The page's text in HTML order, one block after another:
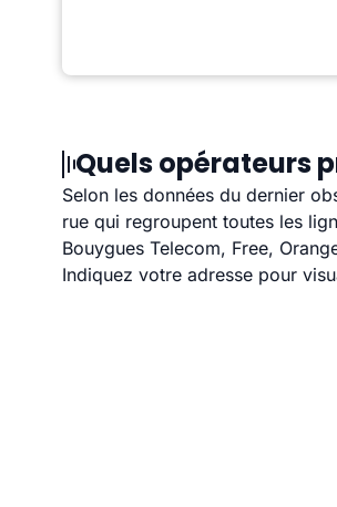
Quels opérateurs
Selon les données du dernier
rue qui regroupent toutes les
Bouygues Telecom, Free,
Indiquez votre adresse pour